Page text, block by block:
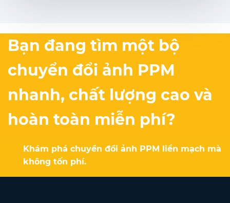
Bạn đang tìm một bộ
chuyển đổi ảnh PPM
nhanh, chất lượng cao và
hoàn toàn miễn phí?
Khám phá chuyển đổi ảnh PPM liền mạch mà
không tốn phí.